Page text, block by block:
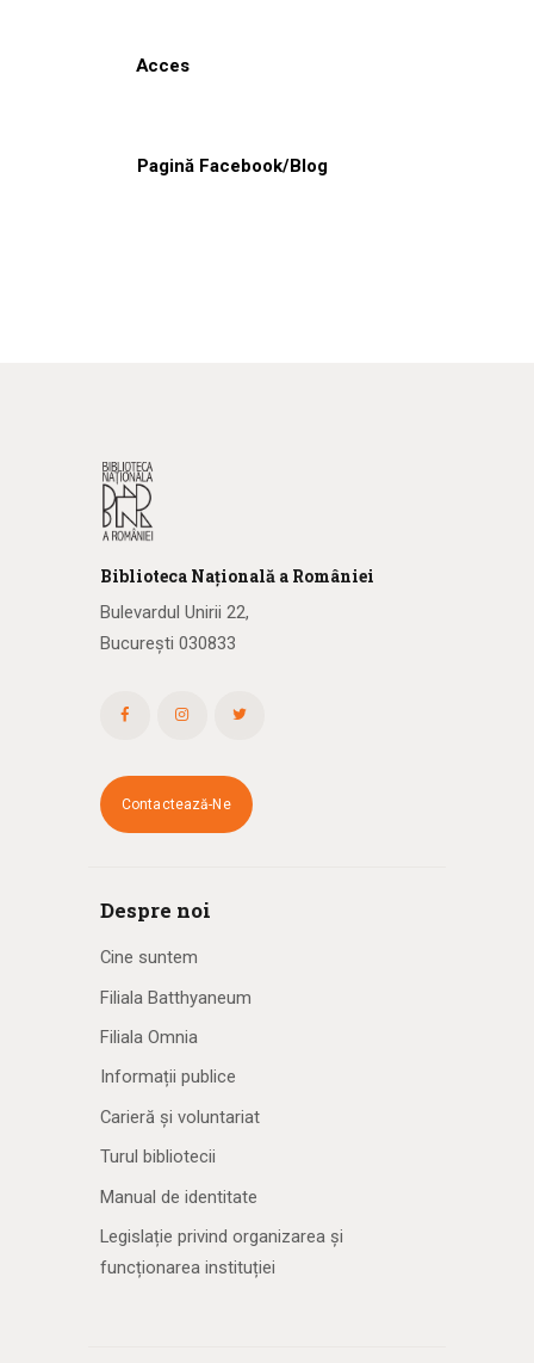
Acces
Pagină Facebook/Blog
Biblioteca Națională a României
Bulevardul Unirii 22,
București 030833
Contactează-Ne
Despre noi
Cine suntem
Filiala Batthyaneum
Filiala Omnia
Informații publice
Carieră și voluntariat
Turul bibliotecii
Manual de identitate
Legislație privind organizarea și
funcționarea instituției